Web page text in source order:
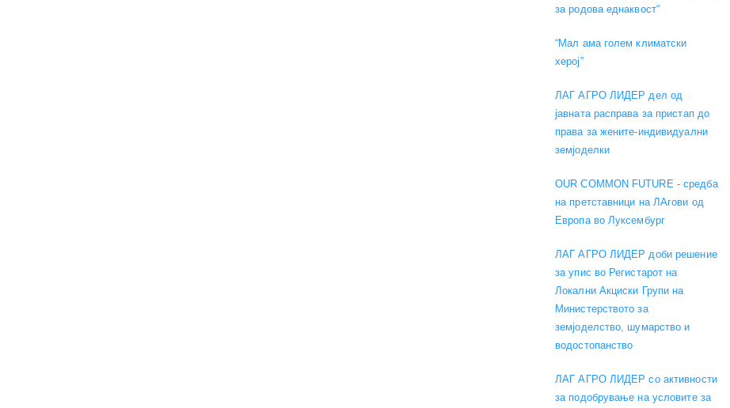
за родова еднаквост“
“Мал ама голем климатски
херој”
ЛАГ АГРО ЛИДЕР дел од
јавната расправа за пристап до
права за жените-индивидуални
земјоделки
OUR COMMON FUTURE - средба
на претставници на ЛАгови од
Европа во Луксембург
ЛАГ АГРО ЛИДЕР доби решение
за упис во Регистарот на
Локални Акциски Групи на
Министерството за
земјоделство, шумарство и
водостопанство
ЛАГ АГРО ЛИДЕР со активности
за подобрување на условите за